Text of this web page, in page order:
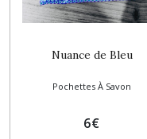
Nuance de Bleu
Pochettes À Savon
6€